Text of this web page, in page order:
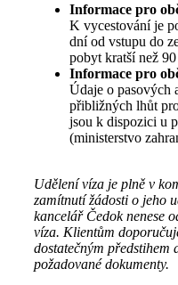
Informace pro
K vycestování je
dní od vstupu do
pobyt kratší než
Informace pro
Údaje o pasových
přibližných lhůt
jsou k dispozici u
(ministerstvo
Udělení víza je plně v
zamítnutí žádosti o jeho
kancelář Čedok nenese
víza. Klientům
dostatečným předstihem
požadované dokumenty.